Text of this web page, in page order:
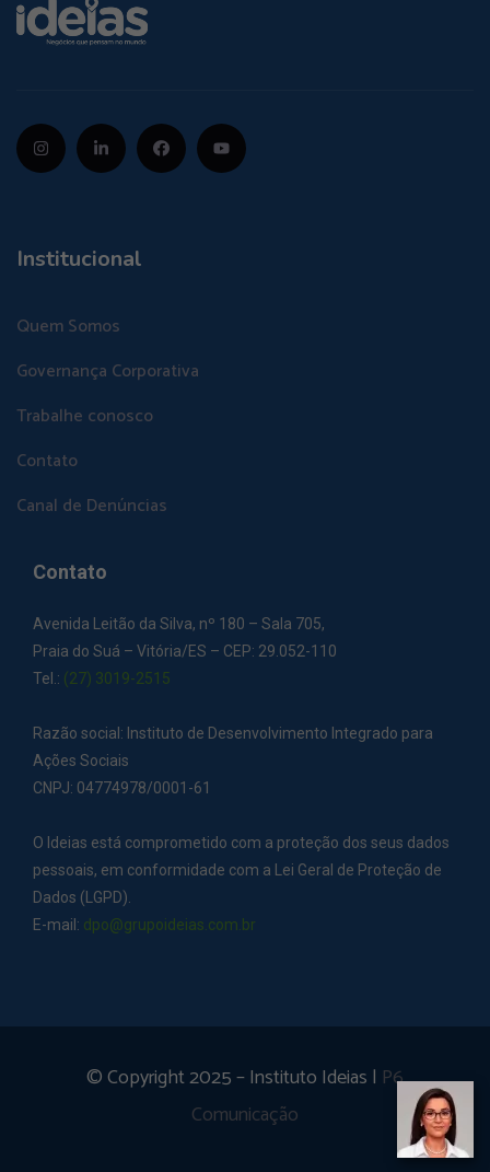
Institucional
Quem Somos
Governança Corporativa
Trabalhe conosco
Contato
Canal de Denúncias
Contato
Avenida Leitão da Silva, nº 180 – Sala 705,
Praia do Suá – Vitória/ES – CEP: 29.052-110
Tel.: (27) 3019-2515
Razão social: Instituto de Desenvolvimento Integrado para
Ações Sociais
CNPJ: 04774978/0001-61
O Ideias está comprometido com a proteção dos seus dados
pessoais, em conformidade com a Lei Geral de Proteção de
Dados (LGPD).
E-mail: dpo@grupoideias.com.br
© Copyright 2025 – Instituto Ideias | P6
Comunicação